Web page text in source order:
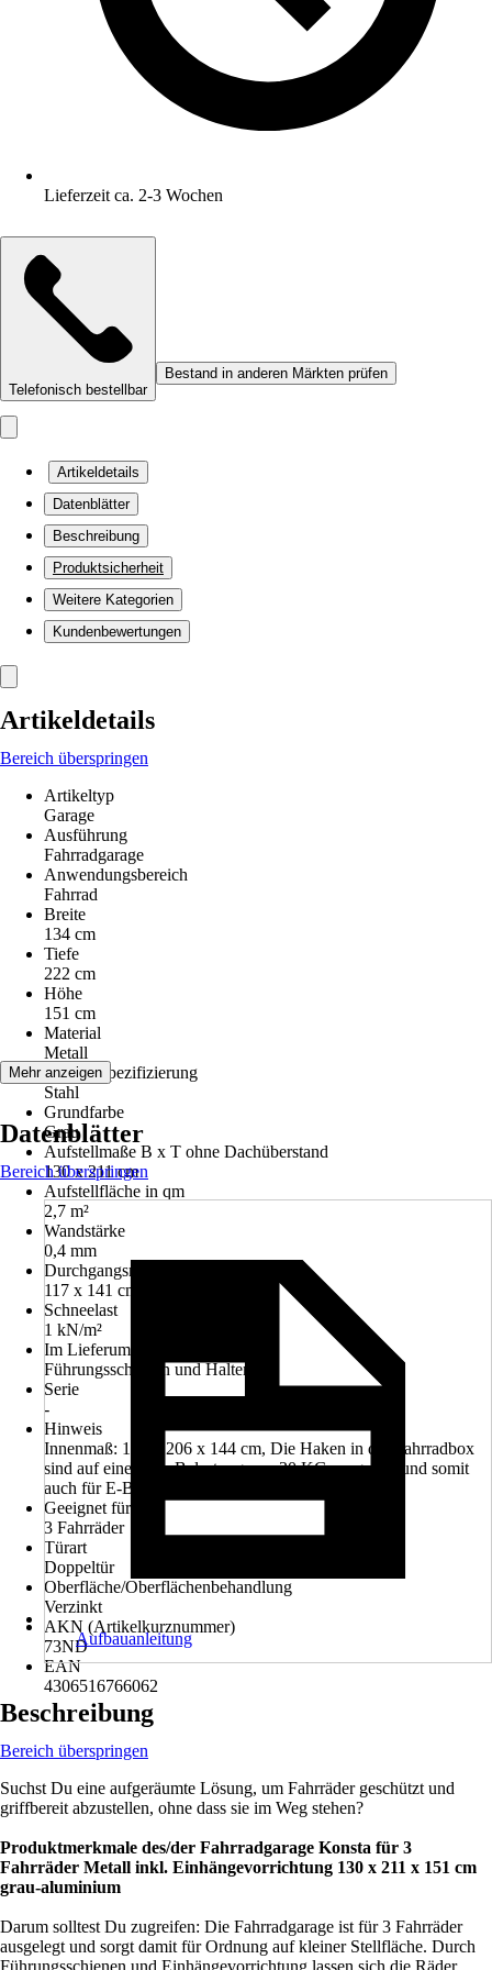
Lieferzeit ca. 2-3 Wochen
Telefonisch bestellbar
Bestand in anderen Märkten prüfen
Artikeldetails
Datenblätter
Beschreibung
Produktsicherheit
Weitere Kategorien
Kundenbewertungen
Artikeldetails
Bereich überspringen
Artikeltyp
Garage
Ausführung
Fahrradgarage
Anwendungsbereich
Fahrrad
Breite
134 cm
Tiefe
222 cm
Höhe
151 cm
Material
Metall
Materialspezifizierung
Stahl
Grundfarbe
Grau
Aufstellmaße B x T ohne Dachüberstand
130 x 211 cm
Aufstellfläche in qm
2,7 m²
Wandstärke
0,4 mm
Durchgangsmaß Tür
117 x 141 cm
Schneelast
1 kN/m²
Im Lieferumfang enthalten
Führungsschienen und Halterung
Serie
-
Hinweis
Innenmaß: 128 x 206 x 144 cm, Die Haken in der Fahrradbox
sind auf eine max. Belastung von 30 KG ausgelegt und somit
auch für E-Bikes geeignet.
Geeignet für
3 Fahrräder
Türart
Doppeltür
Oberfläche/Oberflächenbehandlung
Verzinkt
AKN (Artikelkurznummer)
73ND
EAN
4306516766062
Mehr anzeigen
Datenblätter
Bereich überspringen
Aufbauanleitung
Beschreibung
Bereich überspringen
Suchst Du eine aufgeräumte Lösung, um Fahrräder geschützt und
griffbereit abzustellen, ohne dass sie im Weg stehen?
Produktmerkmale des/der Fahrradgarage Konsta für 3
Fahrräder Metall inkl. Einhängevorrichtung 130 x 211 x 151 cm
grau-aluminium
Darum solltest Du zugreifen: Die Fahrradgarage ist für 3 Fahrräder
ausgelegt und sorgt damit für Ordnung auf kleiner Stellfläche. Durch
Führungsschienen und Einhängevorrichtung lassen sich die Räder